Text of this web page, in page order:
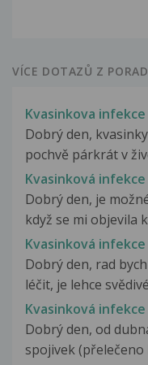
VÍCE DOTAZŮ Z
Kvasinkova infekce
Dobrý den,
pochvě párkrát v
Kvasinková infekce
Dobrý den, je
když se mi objevila
Kvasinková infekce
Dobrý den, rad
léčit, je lehce
Kvasinková infekce
Dobrý den, od
spojivek (přelečeno